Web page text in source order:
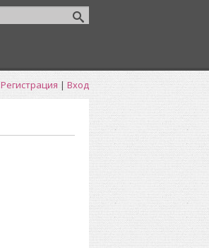
Регистрация | Вход